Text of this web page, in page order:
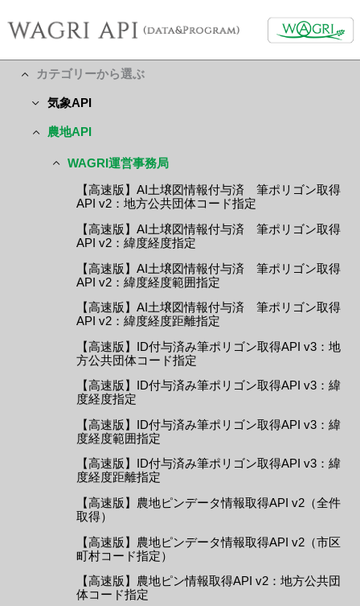
カテゴリーから選ぶ
気象API
農地API
WAGRI運営事務局
【高速版】AI土壌図情報付与済 筆ポリゴン取得
API v2：地方公共団体コード指定
【高速版】AI土壌図情報付与済 筆ポリゴン取得
API v2：緯度経度指定
【高速版】AI土壌図情報付与済 筆ポリゴン取得
API v2：緯度経度範囲指定
【高速版】AI土壌図情報付与済 筆ポリゴン取得
API v2：緯度経度距離指定
【高速版】ID付与済み筆ポリゴン取得API v3：地
方公共団体コード指定
【高速版】ID付与済み筆ポリゴン取得API v3：緯
度経度指定
【高速版】ID付与済み筆ポリゴン取得API v3：緯
度経度範囲指定
【高速版】ID付与済み筆ポリゴン取得API v3：緯
度経度距離指定
【高速版】農地ピンデータ情報取得API v2（全件
取得）
【高速版】農地ピンデータ情報取得API v2（市区
町村コード指定）
【高速版】農地ピン情報取得API v2：地方公共団
体コード指定